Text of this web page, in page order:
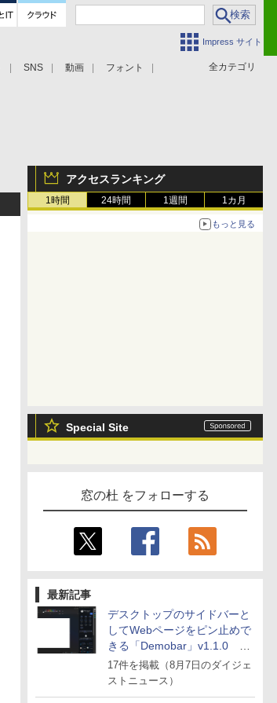
Impress サイト
全カテゴリ
SNS 動画 フォント
アクセスランキング
1時間 24時間 1週間 1カ月
もっと見る
Special Site
窓の杜 をフォローする
最新記事
デスクトップのサイドバーと
してWebページをピン止めで
きる「Demobar」v1.1.0 ほ
か
17件を掲載（8月7日のダイジェ
ストニュース）